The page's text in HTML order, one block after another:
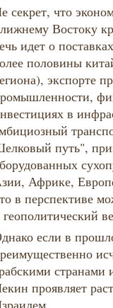
секрет, что
Востоку
идет о
половины
экспорте
в
путь",
Африке,
в перспективе
если в
проявляет